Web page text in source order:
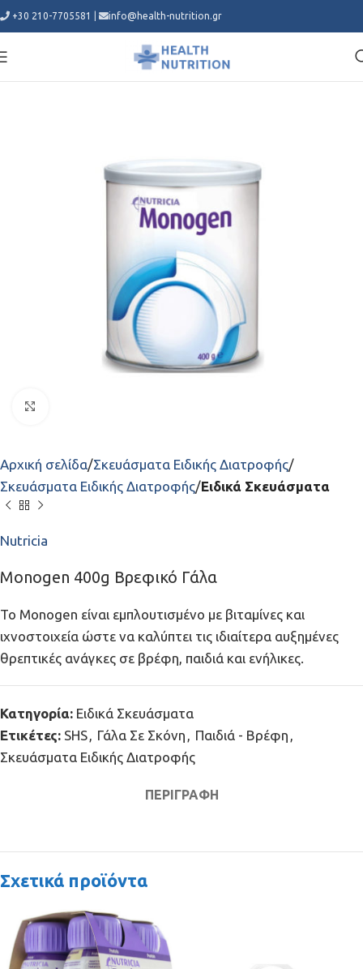
+30 210-7705581 info@health-nutrition.gr
Αρχική σελίδα Σκευάσματα Ειδικής Διατροφής
Σκευάσματα Ειδικής Διατροφής Ειδικά Σκευάσματα
Nutricia
Monogen 400g Βρεφικό Γάλα
Το Monogen είναι εμπλουτισμένο με βιταμίνες και
ιχνοστοιχεία ώστε να καλύπτει τις ιδιαίτερα αυξημένες
θρεπτικές ανάγκες σε βρέφη, παιδιά και ενήλικες.
Κατηγορία: Ειδικά Σκευάσματα
Ετικέτες: SHS, Γάλα Σε Σκόνη , Παιδιά - Βρέφη ,
Σκευάσματα Ειδικής Διατροφής
ΠΕΡΙΓΡΑΦΉ
Σχετικά προϊόντα